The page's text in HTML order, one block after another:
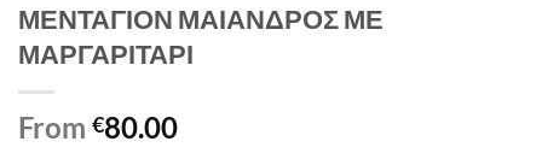
ΜΕΝΤΑΓΙΟΝ ΜΑΙΑΝΔΡΟΣ ΜΕ
ΜΑΡΓΑΡΙΤΑΡΙ
From €80.00